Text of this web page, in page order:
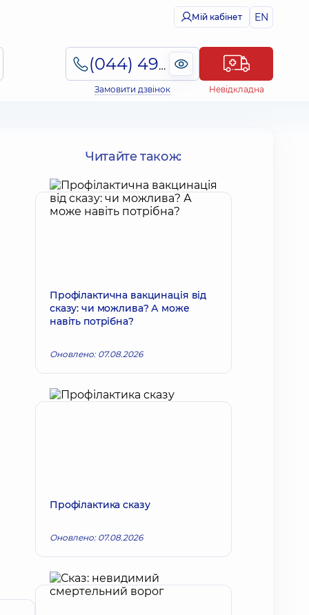
Мій кабінет EN
(044) 495-2-888
Замовити дзвінок Невідкладна
Читайте також:
Профілактична вакцинація від
сказу: чи можлива? А може
навіть потрібна?
Оновлено: 07.08.2026
Профілактика сказу
Оновлено: 07.08.2026